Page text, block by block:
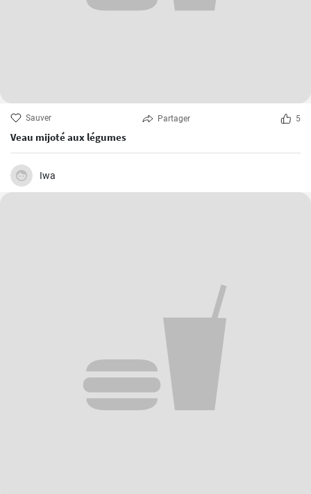
Sauver Partager 5
Veau mijoté aux légumes
Iwa